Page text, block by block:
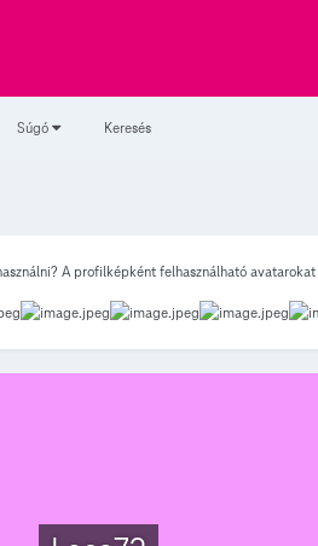
Súgó Keresés
A profilképként felhasználható avatarokat